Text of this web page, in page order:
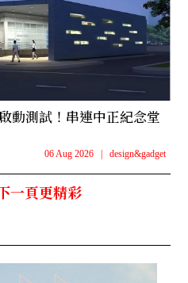
動測試！串連中正紀念堂
06 Aug 2026 design&gadget
一頁更精彩